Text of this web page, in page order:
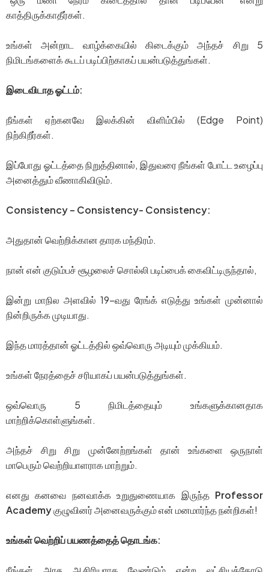
காத்திருக்காதீர்கள்.
உங்கள் அன்றாட வாழ்க்கையில் கிடைக்கும் அந்தச் சிறு 5
நிமிடங்களைக் கூடப் படிப்பிற்காகப் பயன்படுத்துங்கள்.
இடைவிடாத ஓட்டம்:
நீங்கள் ஏற்கனவே இலக்கின் விளிம்பில் (Edge Point)
நிற்கிறீர்கள்.
இப்போது ஓட்டத்தை நிறுத்தினால், இதுவரை நீங்கள் போட்ட உழைப்பு
அனைத்தும் வீணாகிவிடும்.
Consistency – Consistency- Consistency:
அதுதான் வெற்றிக்கான தாரக மந்திரம்.
நான் என் குடும்பச் சூழலைச் சொல்லி படிப்பைக் கைவிட்டிருந்தால்,
இன்று மாநில அளவில் 19-வது ரேங்க் எடுத்து உங்கள் முன்னால்
நின்றிருக்க முடியாது.
இந்த மாரத்தான் ஓட்டத்தில் ஒவ்வொரு அடியும் முக்கியம்.
உங்கள் நேரத்தைச் சரியாகப் பயன்படுத்துங்கள்.
ஒவ்வொரு 5 நிமிடத்தையும் உங்களுக்கானதாக
மாற்றிக்கொள்ளுங்கள்.
அந்தச் சிறு சிறு முன்னேற்றங்கள் தான் உங்களை ஒருநாள்
மாபெரும் வெற்றியாளராக மாற்றும்.
எனது கனவை நனவாக்க உறுதுணையாக இருந்த Professor
Academyகுழுவினர் அனைவருக்கும் என் மனமார்ந்த நன்றிகள்!
உங்கள் வெற்றிப் பயணத்தைத் தொடங்க: